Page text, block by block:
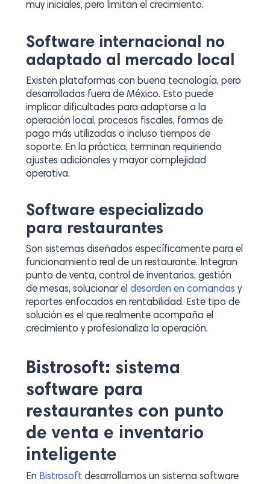
muy iniciales, pero limitan el crecimiento.
Software internacional no
adaptado al mercado local
Existen plataformas con buena tecnología, pero
desarrolladas fuera de México. Esto puede
implicar dificultades para adaptarse a la
operación local, procesos fiscales, formas de
pago más utilizadas o incluso tiempos de
soporte. En la práctica, terminan requiriendo
ajustes adicionales y mayor complejidad
operativa.
Software especializado
para restaurantes
Son sistemas diseñados específicamente para el
funcionamiento real de un restaurante. Integran
punto de venta, control de inventarios, gestión
de mesas, solucionar el desorden en comandas y
reportes enfocados en rentabilidad. Este tipo de
solución es el que realmente acompaña el
crecimiento y profesionaliza la operación.
Bistrosoft: sistema
software para
restaurantes con punto
de venta e inventario
inteligente
En Bistrosoft desarrollamos un sistema software